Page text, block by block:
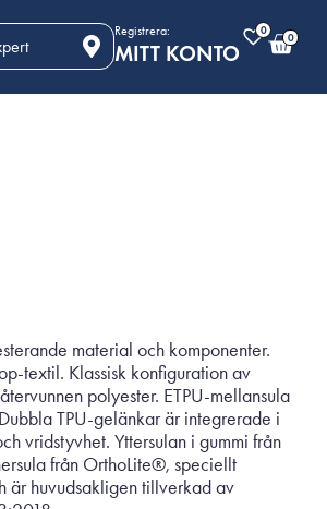
Registrera:
MITT KONTO
0
0
material och komponenter.
textil. Klassisk konfiguration av
polyester. ETPU-mellansula
TPU-gelänkar är integrerade i
vridstyvhet. Yttersulan i gummi från
från OrthoLite®, speciellt
är huvudsakligen tillverkad av